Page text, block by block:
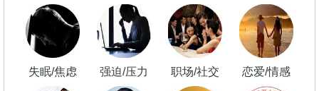
失眠/焦虑 强迫/压力 职场/社交 恋爱/情感